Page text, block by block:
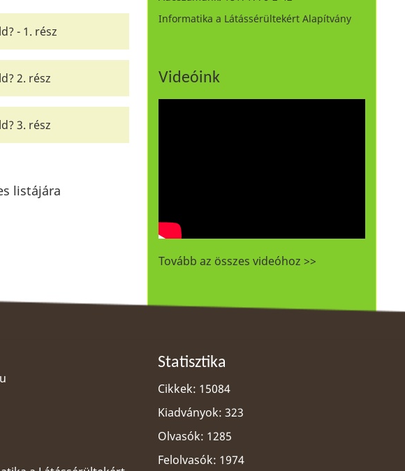
- 1. rész
2. rész
3. rész
listájára
Informatika a Látássérültekért Alapítvány
Videóink
Tovább az összes videóhoz >>
Statisztika
Cikkek: 15084
Kiadványok: 323
Olvasók: 1285
Felolvasók: 1974